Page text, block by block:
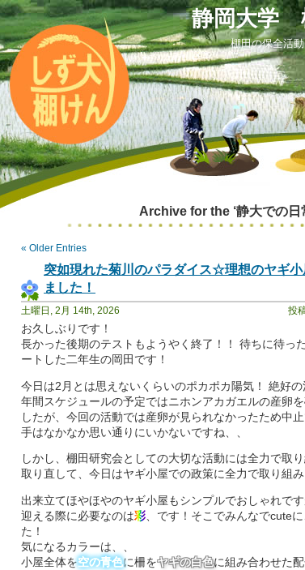
静岡大学
棚田の保全活
Archive for the ‘静大での日
« Older Entries
突如現れた菊川のパラダイス☆理想のヤギ小
ました！
土曜日, 2月 14th, 2026 投
お久しぶりです！
長かった後期のテストもようやく終了！！ 待ちに待っ
ートした二年生の岡田です！
今日は2月とは思えないくらいのポカポカ陽気！ 絶好
年間スケジュールの予定ではニホンアカガエルの産卵
したが、今回の活動では産卵が見られなかったため中
手はなかなか思い通りにいかないですね、、
しかし、棚田研究会としての大切な活動には全力で取
取り直して、今日はヤギ小屋での政策に全力で取り組み
出来立てほやほやのヤギ小屋もシンプルでおしゃれで
迎える際に必要なのは彩 、です！そこでみんなでcute
た！
気になるカラーは、、
小屋全体を空の青色に柵をヤギの白色に組み合わせた